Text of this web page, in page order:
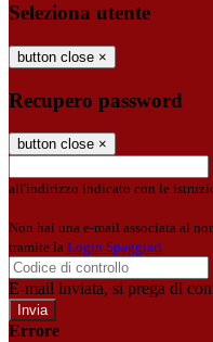
Seleziona utente
button close ×
Recupero password
button close ×
all'indirizzo indicato con le
Non hai una e-mail associata al
tramite la Login Spaggiari
E-mail inviata, si prega di
Errore